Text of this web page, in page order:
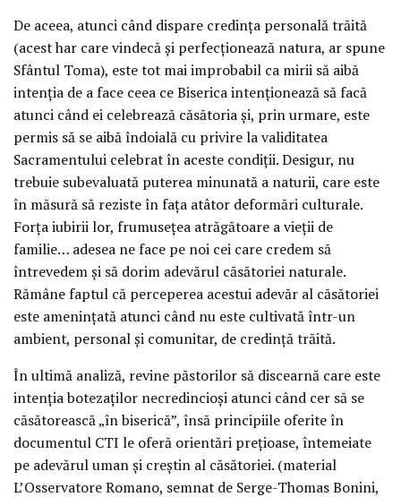
De aceea, atunci când dispare credința personală trăită
(acest har care vindecă și perfecționează natura, ar spune
Sfântul Toma), este tot mai improbabil ca mirii să aibă
intenția de a face ceea ce Biserica intenționează să facă
atunci când ei celebrează căsătoria și, prin urmare, este
permis să se aibă îndoială cu privire la validitatea
Sacramentului celebrat în aceste condiții. Desigur, nu
trebuie subevaluată puterea minunată a naturii, care este
în măsură să reziste în fața atâtor deformări culturale.
Forța iubirii lor, frumusețea atrăgătoare a vieții de
familie… adesea ne face pe noi cei care credem să
întrevedem și să dorim adevărul căsătoriei naturale.
Rămâne faptul că perceperea acestui adevăr al căsătoriei
este amenințată atunci când nu este cultivată într-un
ambient, personal și comunitar, de credință trăită.
În ultimă analiză, revine păstorilor să discearnă care este
intenția botezaților necredincioși atunci când cer să se
căsătorească „în biserică”, însă principiile oferite în
documentul CTI le oferă orientări prețioase, întemeiate
pe adevărul uman și creștin al căsătoriei. (material
L’Osservatore Romano, semnat de Serge-Thomas Bonini,